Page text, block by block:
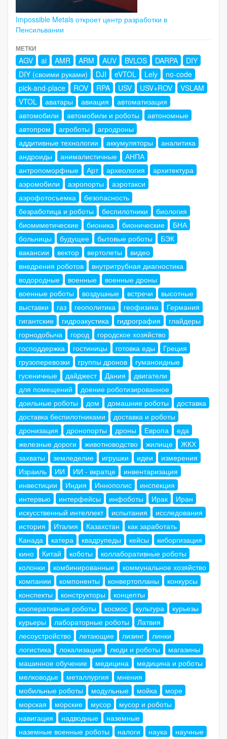
Impossible Metals откроет центр разработки в
Пенсильвании
МЕТКИ
AGV ai AMR ARM AUV BVLOS DARPA
DIY
DIY (своими руками)
DJI eVTOL Lely
no-code
pick-and-place
ROV RPA USV USV+ROV
VSLAM
VTOL
аватары авиация
автоматизация
автомобили
автомобили и роботы
автономные
автопром
агроботы
агродроны
аддитивные технологии
аккумуляторы
аналитика
андроиды
анималистичные
АНПА
антропоморфные
Арт археология
архитектура
аэромобили
аэропорты
аэротакси
аэрофотосъемка
безопасность
безработица и роботы
беспилотники
биология
биомиметические
бионика бионические
БНА
больницы
будущее бытовые роботы
БЭК
вакансии
вектор вертолеты
видео
внедрения роботов
внутритрубная диагностика
водородные
военные
военные дроны
военные роботы
воздушные встречи
высотные
выставки
газ геополитика геофизика
Германия
гигантские
гидроакустика гидрография
глайдеры
горнодобыча
город
городское хозяйство
господдержка
гостиницы готовка еды
Греция
грузоперевозки
группы дронов
гуманоидные
гусеничные
дайджест Дания
двигатели
для помещений
доение роботизированное
доильные роботы
дом домашние роботы
доставка
доставка беспилотниками
доставка и роботы
дронизация
дронопорты дроны Европа
еда
железные дороги
животноводство жилище
ЖКХ
захваты
земледелие игрушки идеи
измерения
Израиль
ИИ ИИ - вкратце
инвентаризация
инвестиции
Индия Иннополис
инспекция
интервью
интерфейсы инфоботы Ирак
Иран
искусственный интеллект
испытания
исследования
история
Италия Казахстан
как заработать
Канада
катера квадрупеды кейсы
киборгизация
кино
Китай коботы
коллаборативные роботы
колонки
комбинированные
коммунальное хозяйство
компании
компоненты конвертопланы
конкурсы
конспекты
конструкторы
концепты
кооперативные роботы
космос культура
курьезы
курьеры
лабораторные роботы
Латвия
лесоустройство
летающие лизинг
линки
логистика
локализация люди и роботы
магазины
машинное обучение
медицина
медицина и роботы
мелководье
металлургия
мнения
мобильные роботы
модульные мойка
море
морская
морские мусор
мусор и роботы
навигация
надводные
наземные
наземные военные роботы
налоги наука
научные